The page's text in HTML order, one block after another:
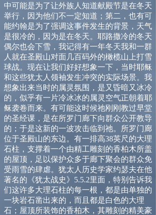
中可能是为了让外族人知道献殿节是在冬天
举行，因为他们不一定知道；第二，也有可
能约翰是为了强调这事件发生的背景，天气
是很冷的，因为是在冬天。耶路撒冷的冬天
偶尔也会下雪，我记得有一年冬天我和一群
人就在圣殿山对面几百码外的橄榄山上打雪
球战。现在让我们好好想象一下，当时耶稣
和这些犹太人领袖发生冲突的实际场景。我
想象出来当时的属灵氛围，是又昏暗又冰冷
的，似乎有一片冷冰冰的属灵空气正朝着耶
稣袭卷而来。有可能这时候祂刚刚教过早堂
的圣经课，是在所罗门廊下向群众公开教导
的；于是这新的一波攻击临到祂。所罗门廊
位于圣殿山的东边。有一排高38英尺的大理
石柱，支撑着一个由精工雕刻的香柏木所盖
的屋顶，足以保护众多于廊下聚会的群众免
受雨雪的肆虐。犹太人历史学家约瑟夫在他
著名的 《犹太战史》 5.5.2里面，特别告诉我
们这许多大理石柱的每一根，都是由单独的
一块岩石凿出来的，而且都是白色的大理
石；屋顶所装饰的香柏木，其雕刻的精美豪